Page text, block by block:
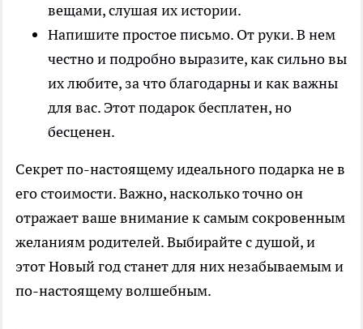
вещами, слушая их истории.
Напишите простое письмо. От руки. В нем
честно и подробно выразите, как сильно вы
их любите, за что благодарны и как важны
для вас. Этот подарок бесплатен, но
бесценен.
Секрет по-настоящему идеального подарка не в
его стоимости. Важно, насколько точно он
отражает ваше внимание к самым сокровенным
желаниям родителей. Выбирайте с душой, и
этот Новый год станет для них незабываемым и
по-настоящему волшебным.